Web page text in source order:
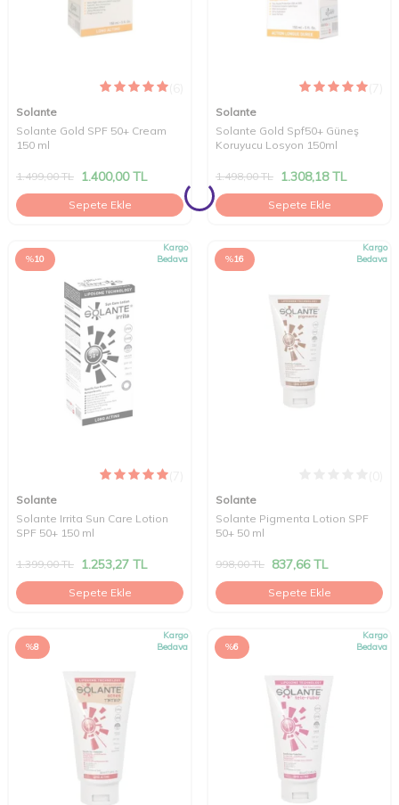
Solante
Solante Gold SPF 50+ Cream
150 ml
1.499,00TL 1.400,00TL
Sepete Ekle
Solante
Solante Gold Spf50+ Güneş
Koruyucu Losyon 150ml
1.498,00TL 1.308,18TL
Sepete Ekle
%10
Kargo
Bedava
Solante
Solante Irrita Sun Care Lotion
SPF 50+ 150 ml
1.399,00TL 1.253,27 TL
Sepete Ekle
%16
Kargo
Bedava
Solante
Solante Pigmenta Lotion SPF
50+ 50 ml
998,00TL 837,66TL
Sepete Ekle
%8
Kargo
Bedava
%6
Kargo
Bedava